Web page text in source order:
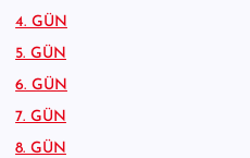
4. GÜN
5. GÜN
6. GÜN
7. GÜN
8. GÜN